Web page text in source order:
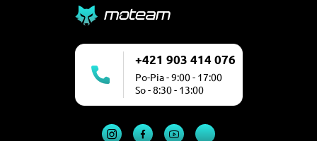
+421 903 414 076
Po-Pia - 9:00 - 17:00
So - 8:30 - 13:00